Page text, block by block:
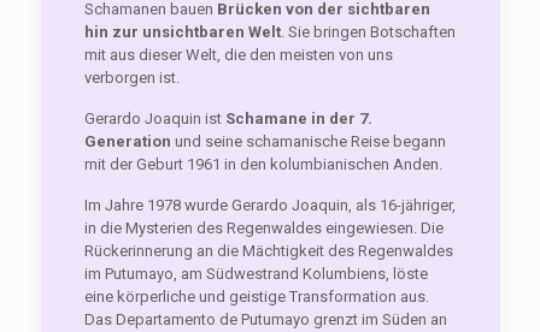
Schamanen bauen Brücken von der sichtbaren
hin zur unsichtbaren Welt. Sie bringen Botschaften
mit aus dieser Welt, die den meisten von uns
verborgen ist.
Gerardo Joaquin ist Schamane in der 7.
Generation und seine schamanische Reise begann
mit der Geburt 1961 in den kolumbianischen Anden.
Im Jahre 1978 wurde Gerardo Joaquin, als 16-jähriger,
in die Mysterien des Regenwaldes eingewiesen. Die
Rückerinnerung an die Mächtigkeit des Regenwaldes
im Putumayo, am Südwestrand Kolumbiens, löste
eine körperliche und geistige Transformation aus.
Das Departamento de Putumayo grenzt im Süden an